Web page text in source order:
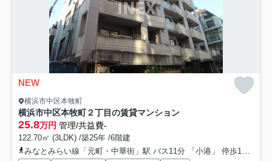
NEW
横浜市中区本牧町
横浜市中区本牧町２丁目の賃貸マンション
25.8万円 管理/共益費-
122.70㎡ (3LDK) /築25年 /6階建
みなとみらい線「元町・中華街」駅 バス11分 「小港」 停歩1分